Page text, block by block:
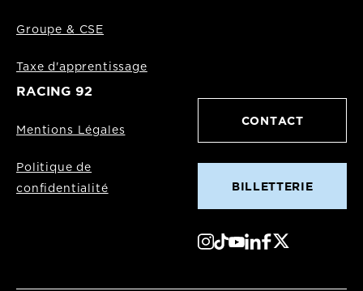
Groupe & CSE
Taxe d'apprentissage
RACING 92
Mentions Légales
Politique de
confidentialité
CONTACT
BILLETTERIE